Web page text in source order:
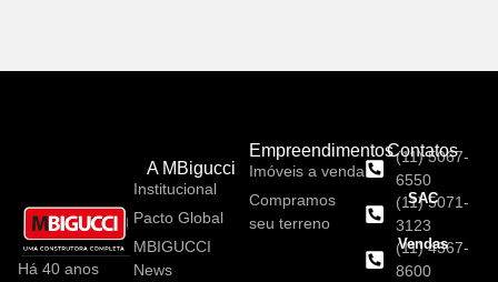
Há 40 anos
A MBigucci
Institucional
Pacto Global
MBIGUCCI
News
Empreendimentos
Imóveis a venda
Compramos
seu terreno
Contatos
(11) 5067-
6550
SAC
(11) 5071-
3123
Vendas
(11) 4367-
8600